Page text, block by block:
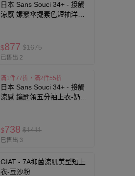
日本 Sans Souci 34+ - 接觸
涼感 嫘縈傘擺素色短袖洋裝-
$877 $1675
已售出 2
滿1件77折，滿2件55折
日本 Sans Souci 34+ - 接觸
涼感 鑰匙領五分袖上衣-奶油
$738 $1411
已售出 3
GIAT - 7A抑菌涼肌美型短上
衣-豆沙粉